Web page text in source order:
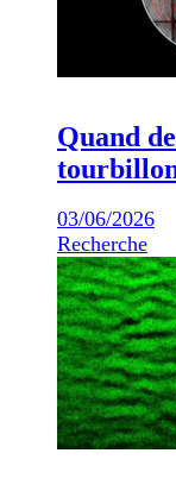
Quand
03/06/2026
Recherche